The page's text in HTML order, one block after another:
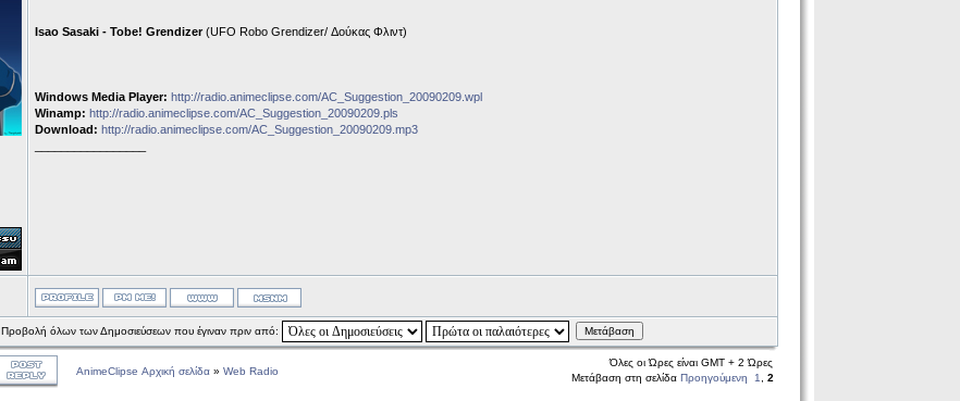
Isao Sasaki - Tobe! Grendizer(UFO Robo Grendizer/ Δούκας Φλιντ)
Windows Media Player: http://radio.animeclipse.com/AC_Suggestion_20090209.wpl
Winamp: http://radio.animeclipse.com/AC_Suggestion_20090209.pls
Download: http://radio.animeclipse.com/AC_Suggestion_20090209.mp3
Προβολή όλων των Δημοσιεύσεων που έγιναν πριν από: Μετάβαση
AnimeClipse Αρχική σελίδα» Web Radio
Όλες οι Ώρες είναι GMT + 2 Ώρες
Μετάβαση στη σελίδα Προηγούμενη 1
2